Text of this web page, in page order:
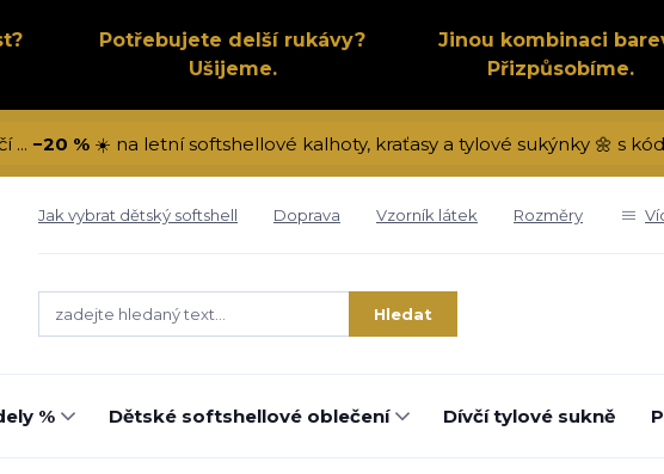
Potřebujete delší rukávy?
Ušijeme.
Jinou kombinaci
Přizpůsobíme.
... −20 %☀️ na letní softshellové kalhoty, kraťasy a tylové sukýnky 🌼 s
Jak vybrat dětský softshell Doprava Vzorník látek Rozměry
Hledat
% Dětské softshellové oblečení Dívčí tylové sukně